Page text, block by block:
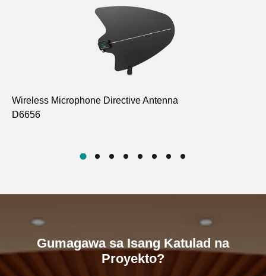
Wireless Microphone Directive Antenna
D6656
Gumagawa sa Isang Katulad na
Proyekto?